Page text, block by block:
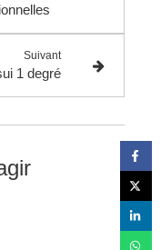
Suivant
1 degré